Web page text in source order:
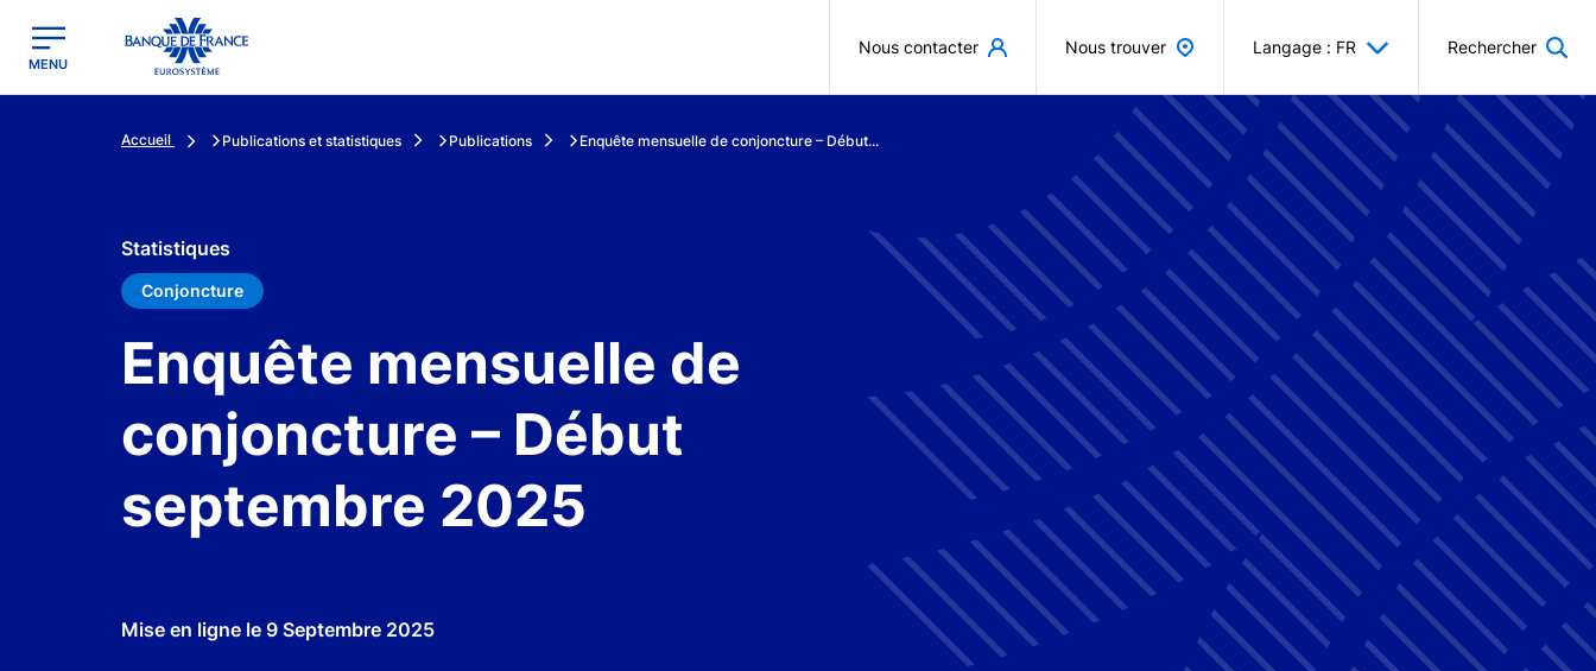
Banque de France - Menu Principal
MENU
Nous contacter Nous trouver Langage : FR Rechercher
Accueil Publications et statistiques Publications Enquête mensuelle de conjoncture – Début...
Statistiques
Conjoncture
Enquête mensuelle de
conjoncture – Début
septembre 2025
Mise en ligne le 9 Septembre 2025